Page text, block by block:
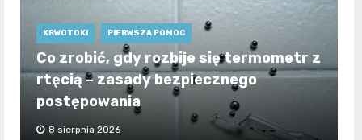
KRWOTOKI PIERWSZA POMOC
Co zrobić, gdy rozbije się termometr z
rtęcią – zasady bezpiecznego
postępowania
8 sierpnia 2026